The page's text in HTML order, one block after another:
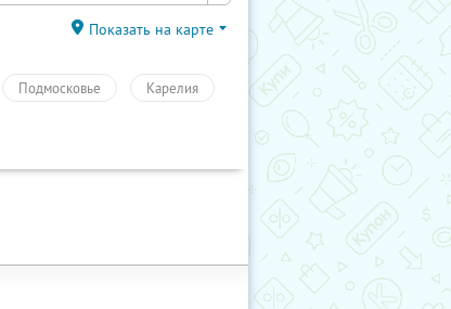
Показать на карте
Подмосковье Карелия